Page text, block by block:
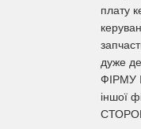
плату
дуже
ФІРМУ
іншої